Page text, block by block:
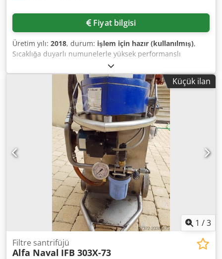
Fiyat bilgisi
Üretim yılı: 2018, durum: işlem için hazır (kullanılmış),
Sıcaklığa duyarlı numunelerle yüksek performanslı
uygulamalar için, doğrudan butonlu ön soğutma
fonksiyonlu ve CFC içermeyen soğutma sistemli. Sıcaklık
aralığı: -10 ila 40°C, bağlı yük: 1950W, boyutlar:
670x745x790mm, net ağırlık: 142,5kg. 4 adet 1l oval şişe,
15ml tüpler için 4 adet adaptör, 4 adet beyaz adaptör ve
şişe, silindirler, rotor çapraz TX-1000 ve 4 adet metal kap
seti TX-10000, kullanım kılavuzu ve cihaz test kitabı ile
birlikte, bakım veya onarım gerektirmemiş, iyi durumda, az
kullanılmış. Yerinde inceleme imkânı mevcuttur.
Crjdpfxewlihhs Ag Usf
Küçük ilan
1 /3
Filtre santrifüjü
Alfa Naval IFB 303X-73